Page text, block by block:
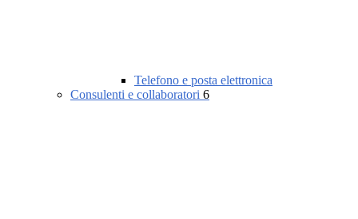
Telefono e posta elettronica
Consulenti e collaboratori 6